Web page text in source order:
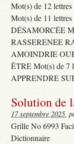
Mot(s) de 12
Mot(s) de 11
DÉSAMORCÉE
RASSERENEE
AMOINDRIE
ÊTRE Mot(s) de
APPRENDRE
Solution de
17 septembre 2025,
Grille No 6993
Dictionnaire